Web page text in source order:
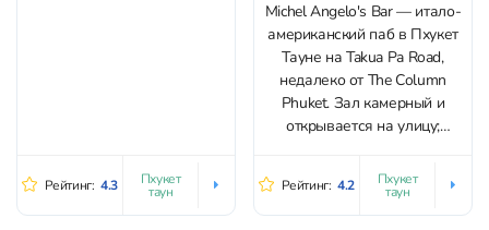
количеством...
Рейтинг: 4.3 Пхукет
таун
Michel Angelo's Bar — итало-
американский паб в Пхукет
Тауне на Takua Pa Road,
недалеко от The Column
Phuket. Зал камерный и
открывается на улицу;
вентиляторы. Формат
подходит и для вечера
вдвоём, и для компании 3–4
Рейтинг: 4.2 Пхукет
таун